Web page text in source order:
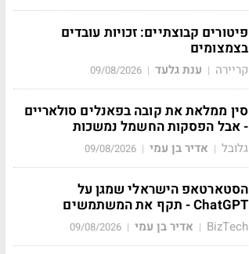
פיטורים קבוצתיים: זכויות עובדים
בצמצומים
קריירה | ענת גלעד |
09/08/2026
סין ממלאת את קובה בפאנלים סולאריים
- אבל הפסקות החשמל נמשכות
גלובל | אדיר בן עמי |
09/08/2026
הסטארטאפ הישראלי שמגן על
ChatGPT - תקף את המשתמשים
BizTech
| אדיר בן עמי |
09/08/2026